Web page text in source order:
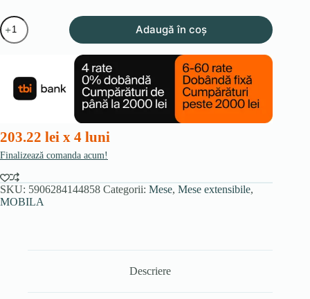
Cantitate
Masa
HARRY
142
culoare
Adaugă în coș
203.22 lei x 4 luni
Finalizează comanda acum!
SKU: 5906284144858 Categorii: Mese, Mese extensibile,
MOBILA
Descriere